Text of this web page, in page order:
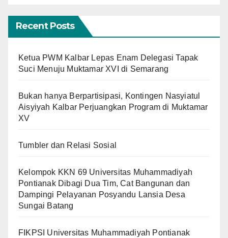
Recent Posts
Ketua PWM Kalbar Lepas Enam Delegasi Tapak
Suci Menuju Muktamar XVI di Semarang
Bukan hanya Berpartisipasi, Kontingen Nasyiatul
Aisyiyah Kalbar Perjuangkan Program di Muktamar
XV
Tumbler dan Relasi Sosial
Kelompok KKN 69 Universitas Muhammadiyah
Pontianak Dibagi Dua Tim, Cat Bangunan dan
Dampingi Pelayanan Posyandu Lansia Desa
Sungai Batang
FIKPSI Universitas Muhammadiyah Pontianak